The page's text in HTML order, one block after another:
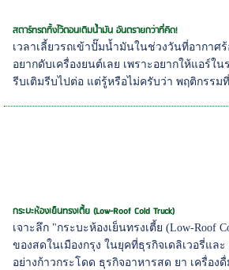
สตาร์ทรถทิ้งไว้ตอนเติมน้ำมัน อันตรายกว่าที่คิด!
เวลาเลี้ยวรถเข้าปั๊มน้ำมันในช่วงวันที่อากาศ
อยากดับเครื่องยนต์เลย เพราะอยากให้แอร์ใ
รีบเติมรีบไปต่อ แต่รู้หรือไม่ครับว่า พฤติกรรม
กระบะห้องเย็นทรงเตี้ย (Low-Roof Cold Truck)
เจาะลึก "กระบะห้องเย็นทรงเตี้ย (Low-Roof
ของสดในเมืองกรุง ในยุคที่ธุรกิจเดลิเวอรี่และ
อย่างก้าวกระโดด ธุรกิจอาหารสด ยา เครื่อง